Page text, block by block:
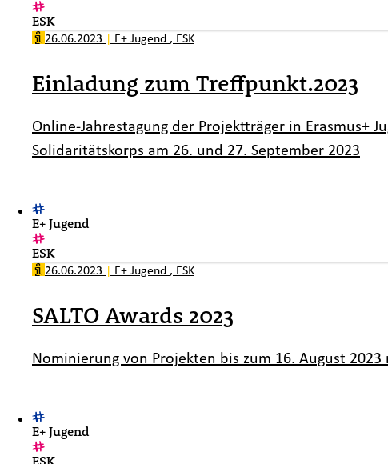
ESK
26.06.2023 | E+ Jugend , ESK
Einladung zum Treffpunkt.2023
Online-Jahrestagung der Projektträger in Erasmus+
Solidaritätskorps am 26. und 27. September 2023
E+ Jugend
ESK
26.06.2023 | E+ Jugend , ESK
SALTO Awards 2023
Nominierung von Projekten bis zum 16. August 2023
E+ Jugend
ESK